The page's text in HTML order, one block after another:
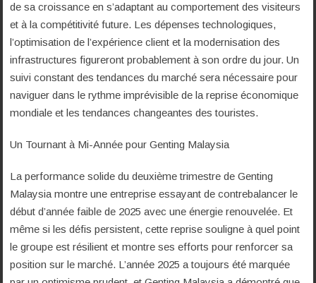
de sa croissance en s’adaptant au comportement des visiteurs
et à la compétitivité future. Les dépenses technologiques,
l’optimisation de l’expérience client et la modernisation des
infrastructures figureront probablement à son ordre du jour. Un
suivi constant des tendances du marché sera nécessaire pour
naviguer dans le rythme imprévisible de la reprise économique
mondiale et les tendances changeantes des touristes.
Un Tournant à Mi-Année pour Genting Malaysia
La performance solide du deuxième trimestre de Genting
Malaysia montre une entreprise essayant de contrebalancer le
début d’année faible de 2025 avec une énergie renouvelée. Et
même si les défis persistent, cette reprise souligne à quel point
le groupe est résilient et montre ses efforts pour renforcer sa
position sur le marché. L’année 2025 a toujours été marquée